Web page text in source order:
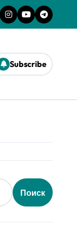
Subscribe
Поиск